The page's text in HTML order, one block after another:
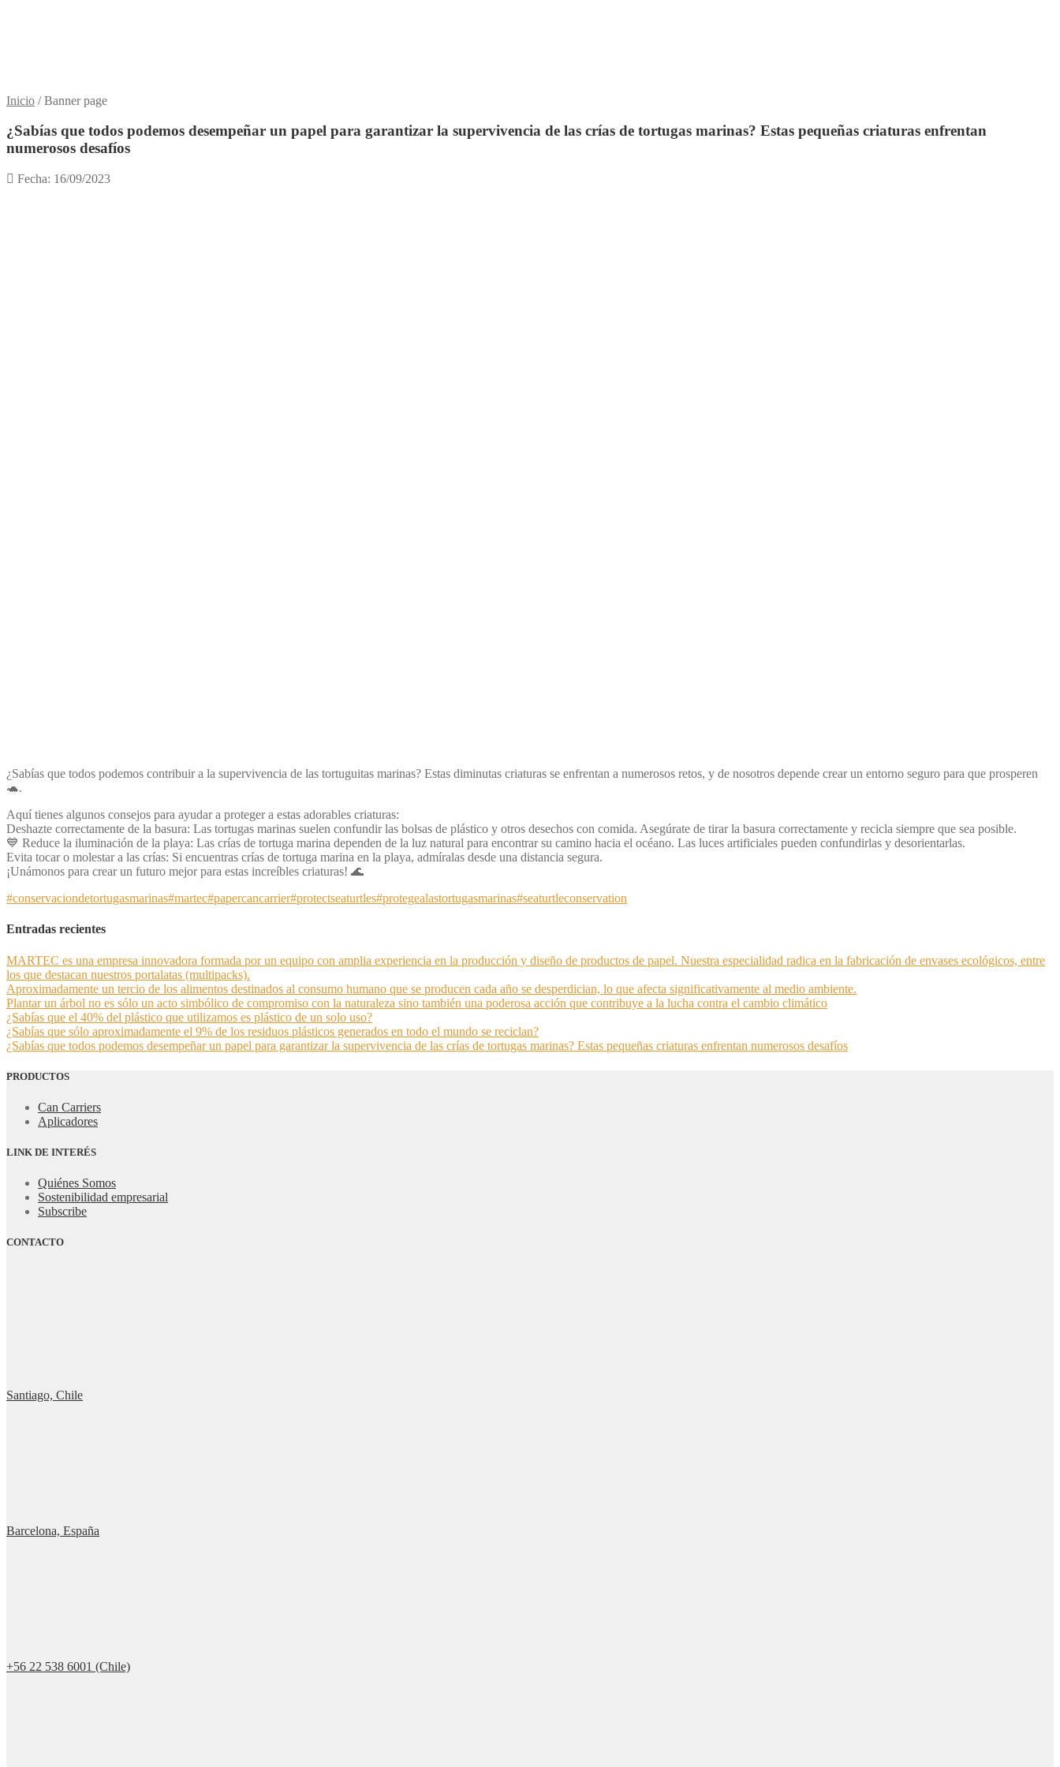
Inicio /Banner page
¿Sabías que todos podemos desempeñar un papel para garantizar la supervivencia de las crías de tortugas marinas? Estas pequeñas criaturas enfrentan
numerosos desafíos
Fecha: 16/09/2023
¿Sabías que todos podemos contribuir a la supervivencia de las tortuguitas marinas? Estas diminutas criaturas se enfrentan a numerosos retos, y de nosotros depende crear un entorno seguro para que prosperen
🐢.
Aquí tienes algunos consejos para ayudar a proteger a estas adorables criaturas:
Deshazte correctamente de la basura: Las tortugas marinas suelen confundir las bolsas de plástico y otros desechos con comida. Asegúrate de tirar la basura correctamente y recicla siempre que sea posible.
💙 Reduce la iluminación de la playa: Las crías de tortuga marina dependen de la luz natural para encontrar su camino hacia el océano. Las luces artificiales pueden confundirlas y desorientarlas.
Evita tocar o molestar a las crías: Si encuentras crías de tortuga marina en la playa, admíralas desde una distancia segura.
¡Unámonos para crear un futuro mejor para estas increíbles criaturas! 🌊
#conservaciondetortugasmarinas#martec#papercancarrier#protectseaturtles#protegealastortugasmarinas#seaturtleconservation
Entradas recientes
MARTEC es una empresa innovadora formada por un equipo con amplia experiencia en la producción y diseño de productos de papel. Nuestra especialidad radica en la fabricación de envases ecológicos, entre
los que destacan nuestros portalatas (multipacks).
Aproximadamente un tercio de los alimentos destinados al consumo humano que se producen cada año se desperdician, lo que afecta significativamente al medio ambiente.
Plantar un árbol no es sólo un acto simbólico de compromiso con la naturaleza sino también una poderosa acción que contribuye a la lucha contra el cambio climático
¿Sabías que el 40% del plástico que utilizamos es plástico de un solo uso?
¿Sabías que sólo aproximadamente el 9% de los residuos plásticos generados en todo el mundo se reciclan?
¿Sabías que todos podemos desempeñar un papel para garantizar la supervivencia de las crías de tortugas marinas? Estas pequeñas criaturas enfrentan numerosos desafíos
PRODUCTOS
Can Carriers
Aplicadores
LINK DE INTERÉS
Quiénes Somos
Sostenibilidad empresarial
Subscribe
CONTACTO
Santiago, Chile
Barcelona, España
+56 22 538 6001 (Chile)